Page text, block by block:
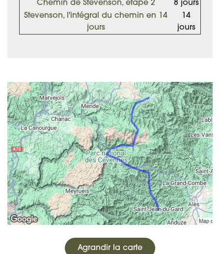
Chemin de Stevenson, étape 2
8 jours
Stevenson, l'intégral du chemin en 14
jours
14
jours
Agrandir la carte